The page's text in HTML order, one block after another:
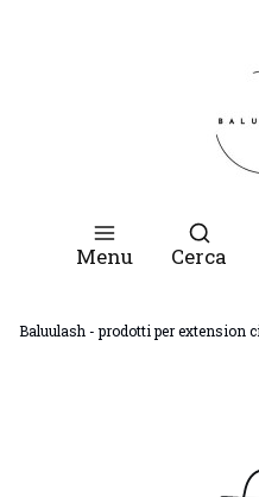
Menu
Apri
Cerca
Baluulash - prodotti per extension